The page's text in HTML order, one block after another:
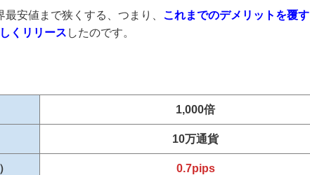
安値まで狭くする、つまり、 これまでのデメリットを覆す
くリリース したのです。
1,000倍
10万通貨
0.7pips